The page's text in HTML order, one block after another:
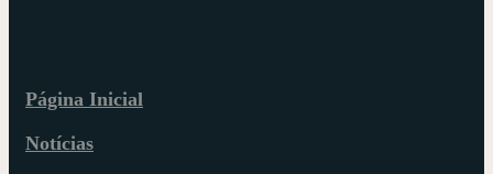
Página Inicial
Notícias